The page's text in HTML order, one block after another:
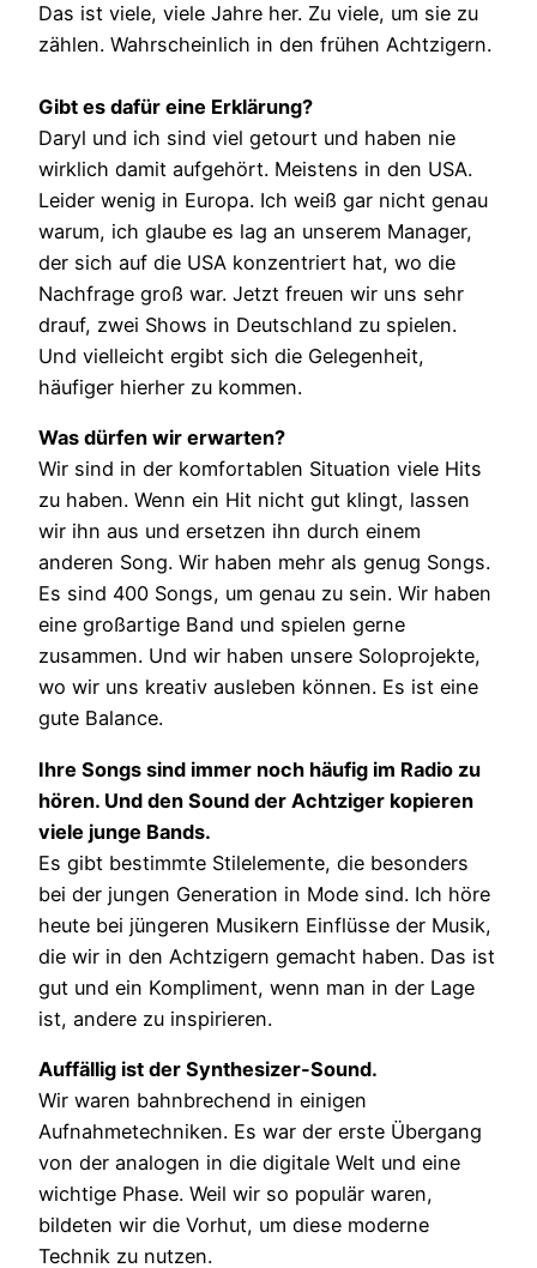
Das ist viele, viele Jahre her. Zu viele, um sie zu
zählen. Wahrscheinlich in den frühen Achtzigern.
Gibt es dafür eine Erklärung?
Daryl und ich sind viel getourt und haben nie
wirklich damit aufgehört. Meistens in den USA.
Leider wenig in Europa. Ich weiß gar nicht genau
warum, ich glaube es lag an unserem Manager,
der sich auf die USA konzentriert hat, wo die
Nachfrage groß war. Jetzt freuen wir uns sehr
drauf, zwei Shows in Deutschland zu spielen.
Und vielleicht ergibt sich die Gelegenheit,
häufiger hierher zu kommen.
Was dürfen wir erwarten?
Wir sind in der komfortablen Situation viele Hits
zu haben. Wenn ein Hit nicht gut klingt, lassen
wir ihn aus und ersetzen ihn durch einem
anderen Song. Wir haben mehr als genug Songs.
Es sind 400 Songs, um genau zu sein. Wir haben
eine großartige Band und spielen gerne
zusammen. Und wir haben unsere Soloprojekte,
wo wir uns kreativ ausleben können. Es ist eine
gute Balance.
Ihre Songs sind immer noch häufig im Radio zu
hören. Und den Sound der Achtziger kopieren
viele junge Bands.
Es gibt bestimmte Stilelemente, die besonders
bei der jungen Generation in Mode sind. Ich höre
heute bei jüngeren Musikern Einflüsse der Musik,
die wir in den Achtzigern gemacht haben. Das ist
gut und ein Kompliment, wenn man in der Lage
ist, andere zu inspirieren.
Auffällig ist der Synthesizer-Sound.
Wir waren bahnbrechend in einigen
Aufnahmetechniken. Es war der erste Übergang
von der analogen in die digitale Welt und eine
wichtige Phase. Weil wir so populär waren,
bildeten wir die Vorhut, um diese moderne
Technik zu nutzen.